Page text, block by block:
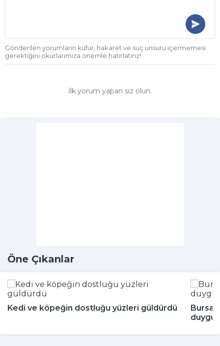
Gönderilen yorumların küfür, hakaret ve suç unsuru içermemesi
gerektiğini okurlarımıza önemle hatırlatırız!
İlk yorum yapan siz olun.
Öne Çıkanlar
Kedi ve köpeğin dostluğu yüzleri güldürdü